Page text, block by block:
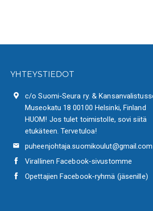
YHTEYSTIEDOT
c/o Suomi-Seura ry. &
Museokatu 18 00100 Helsinki, Finland
HUOM! Jos tulet toimistolle, sovi siitä
etukäteen. Tervetuloa!
puheenjohtaja.suomikoulut@gmail.com
Virallinen Facebook-sivustomme
Opettajien Facebook-ryhmä (jäsenille)